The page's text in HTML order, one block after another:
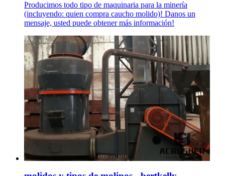
Producimos todo tipo de maquinaria para la minería
(incluyendo: quien compra caucho molido)! Danos un
mensaje, usted puede obtener más información!